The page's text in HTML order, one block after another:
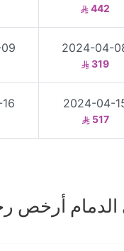
442
2024-04-
319
2024-04-
517
الدمام أرخص